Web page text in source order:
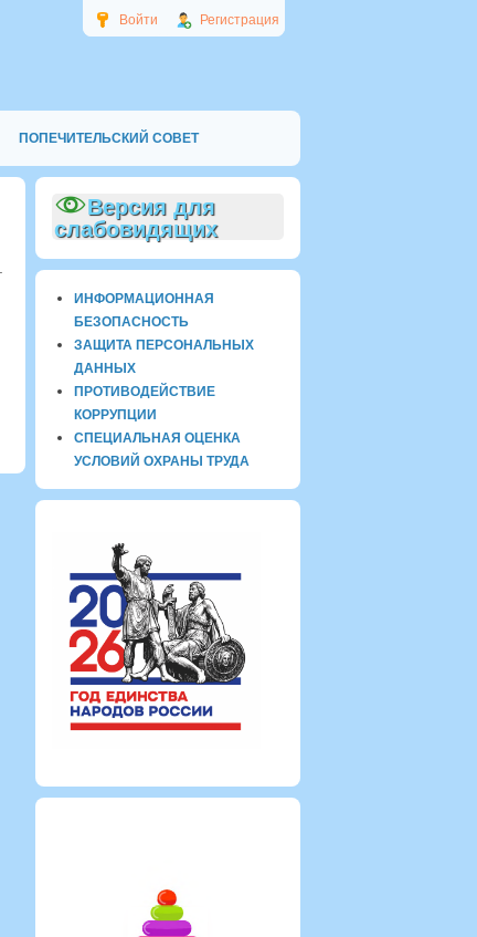
Войти Регистрация
ПОПЕЧИТЕЛЬСКИЙ СОВЕТ
Версия для
слабовидящих
ИНФОРМАЦИОННАЯ
БЕЗОПАСНОСТЬ
ЗАЩИТА ПЕРСОНАЛЬНЫХ
ДАННЫХ
ПРОТИВОДЕЙСТВИЕ
КОРРУПЦИИ
СПЕЦИАЛЬНАЯ ОЦЕНКА
УСЛОВИЙ ОХРАНЫ ТРУДА